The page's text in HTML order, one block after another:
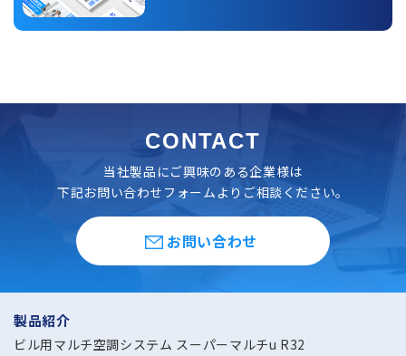
CONTACT
当社製品にご興味のある企業様は
下記お問い合わせフォームよりご相談ください。
お問い合わせ
製品紹介
ビル用マルチ空調システム スーパーマルチu R32